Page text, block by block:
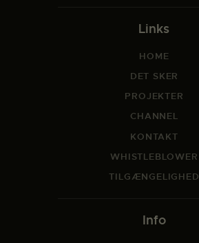
Links
HOME
DET SKER
PROJEKTER
CHANNEL
KONTAKT
WHISTLEBLOWER
TILGÆNGELIGHED
Info